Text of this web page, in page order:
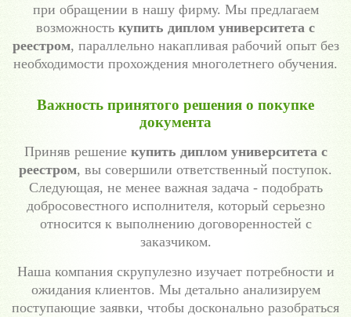
при обращении в нашу фирму. Мы предлагаем
возможность купить диплом университета с
реестром, параллельно накапливая рабочий опыт без
необходимости прохождения многолетнего обучения.
Важность принятого решения о покупке
документа
Приняв решение купить диплом университета с
реестром, вы совершили ответственный поступок.
Следующая, не менее важная задача - подобрать
добросовестного исполнителя, который серьезно
относится к выполнению договоренностей с
заказчиком.
Наша компания скрупулезно изучает потребности и
ожидания клиентов. Мы детально анализируем
поступающие заявки, чтобы досконально разобраться